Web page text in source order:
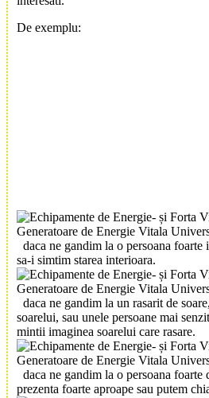
De exemplu:
daca ne gandim la o persoana foarte
sa-i simtim starea interioara.
daca ne gandim la un rasarit de
soarelui, sau unele persoane mai
mintii imaginea soarelui care rasare.
daca ne gandim la o persoana foarte
prezenta foarte aproape sau putem